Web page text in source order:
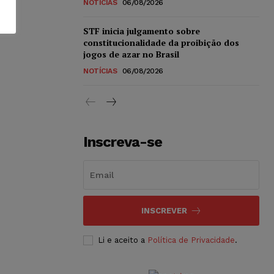
NOTÍCIAS 06/08/2026
STF inicia julgamento sobre
constitucionalidade da proibição dos
jogos de azar no Brasil
NOTÍCIAS 06/08/2026
Inscreva-se
INSCREVER
Li e aceito a Política de Privacidade.